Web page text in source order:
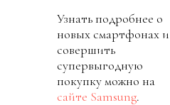
Узнать подробнее о
новых смартфонах и
совершить
супервыгодную
покупку можно на
сайте Samsung.